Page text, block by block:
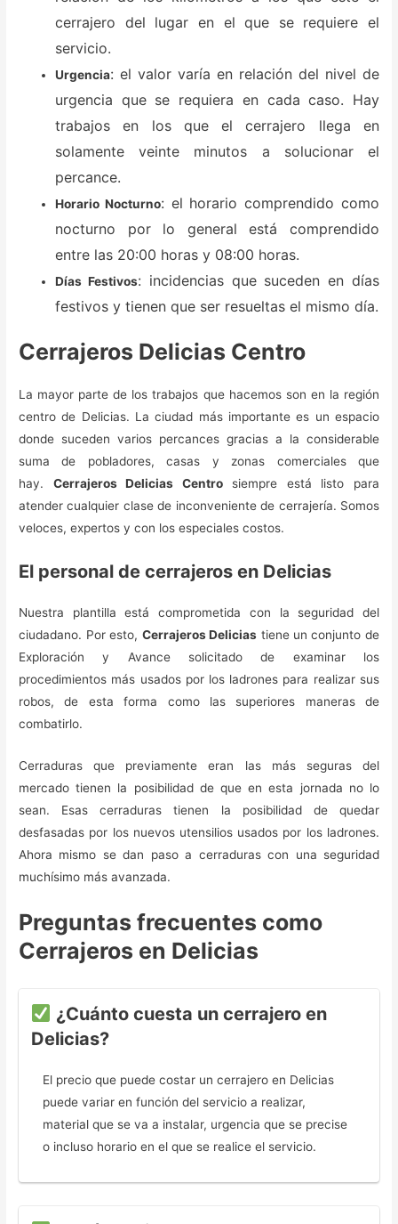
cerrajero del lugar en el que se requiere el
servicio.
Urgencia: el valor varía en relación del nivel de
urgencia que se requiera en cada caso. Hay
trabajos en los que el cerrajero llega en
solamente veinte minutos a solucionar el
percance.
Horario Nocturno: el horario comprendido como
nocturno por lo general está comprendido
entre las 20:00 horas y 08:00 horas.
Días Festivos: incidencias que suceden en días
festivos y tienen que ser resueltas el mismo día.
Cerrajeros Delicias Centro
La mayor parte de los trabajos que hacemos son en la región
centro de Delicias. La ciudad más importante es un espacio
donde suceden varios percances gracias a la considerable
suma de pobladores, casas y zonas comerciales que
hay. Cerrajeros Delicias Centrosiempre está listo para
atender cualquier clase de inconveniente de cerrajería. Somos
veloces, expertos y con los especiales costos.
El personal de cerrajeros en Delicias
Nuestra plantilla está comprometida con la seguridad del
ciudadano. Por esto, Cerrajeros Delicias tiene un conjunto de
Exploración y Avance solicitado de examinar los
procedimientos más usados por los ladrones para realizar sus
robos, de esta forma como las superiores maneras de
combatirlo.
Cerraduras que previamente eran las más seguras del
mercado tienen la posibilidad de que en esta jornada no lo
sean. Esas cerraduras tienen la posibilidad de quedar
desfasadas por los nuevos utensilios usados por los ladrones.
Ahora mismo se dan paso a cerraduras con una seguridad
muchísimo más avanzada.
Preguntas frecuentes como
Cerrajeros en Delicias
¿Cuánto cuesta un cerrajero en
Delicias?
El precio que puede costar un cerrajero en Delicias
puede variar en función del servicio a realizar,
material que se va a instalar, urgencia que se precise
o incluso horario en el que se realice el servicio.